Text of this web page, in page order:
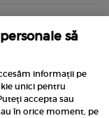
să
informații pe
unici pentru
accepta sau
în orice moment, pe